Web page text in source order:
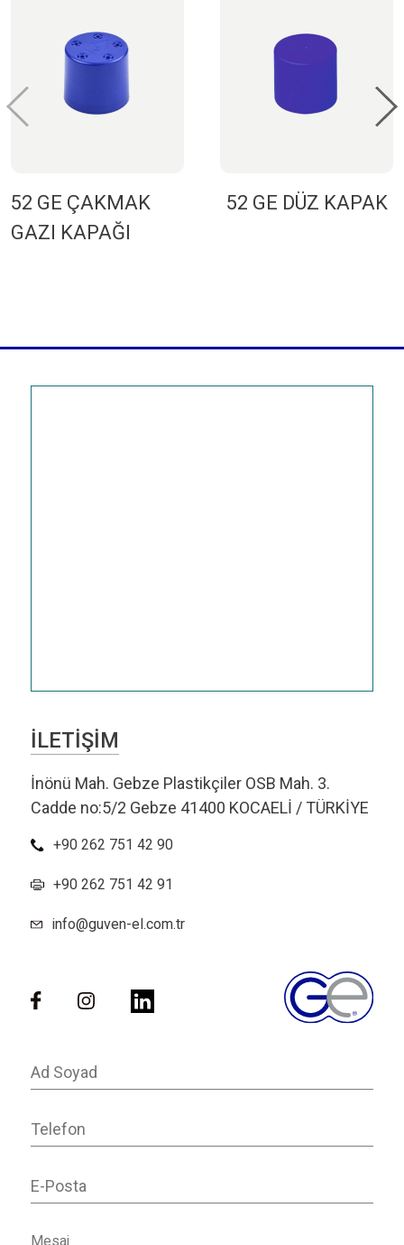
52 GE ÇAKMAK
GAZI KAPAĞI
52 GE DÜZ KAPAK
İLETİŞİM
İnönü Mah. Gebze Plastikçiler OSB Mah. 3.
Cadde no:5/2 Gebze 41400 KOCAELİ / TÜRKİYE
+90 262 751 42 90
+90 262 751 42 91
info@guven-el.com.tr